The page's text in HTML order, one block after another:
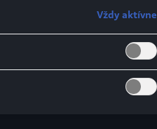
Vždy aktívne